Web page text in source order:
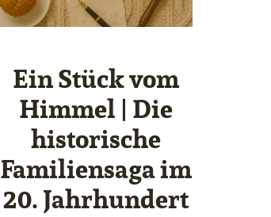
Ein Stück vom
Himmel | Die
historische
Familiensaga im
20. Jahrhundert